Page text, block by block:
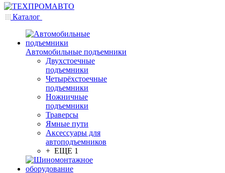
Каталог
Автомобильные подъемники
Двухстоечные
подъемники
Четырёхстоечные
подъемники
Ножничные
подъемники
Траверсы
Ямные пути
Аксессуары для
автоподъемников
+ ЕЩЕ 1